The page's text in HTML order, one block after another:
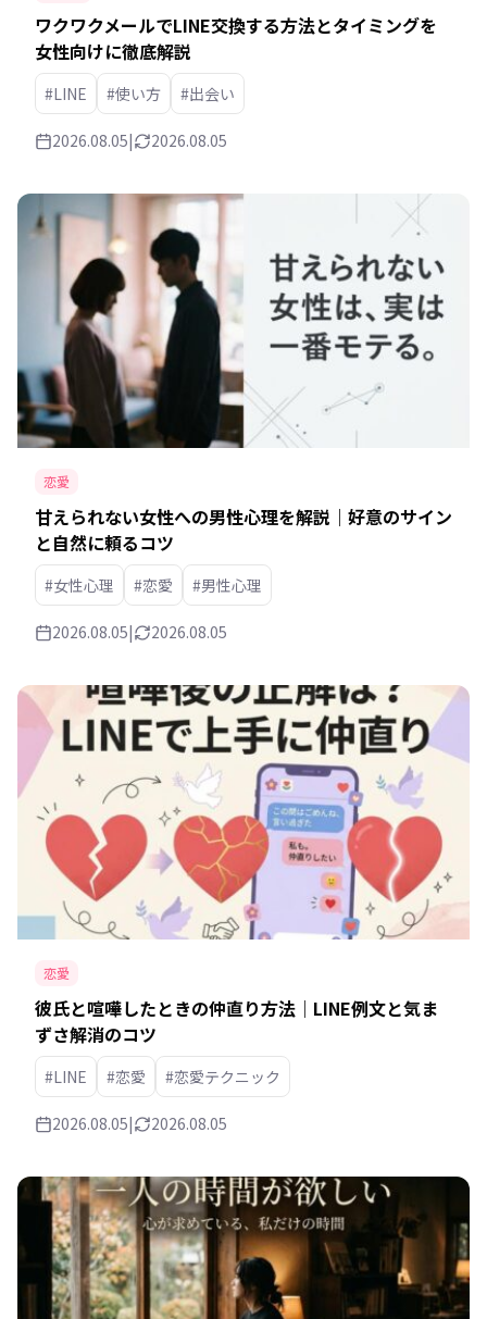
ワクワクメールでLINE交換する方法とタイミングを
女性向けに徹底解説
#LINE #使い方 #出会い
2026.08.05| 2026.08.05
恋愛
甘えられない女性への男性心理を解説｜好意のサイン
と自然に頼るコツ
#女性心理 #恋愛 #男性心理
2026.08.05| 2026.08.05
恋愛
彼氏と喧嘩したときの仲直り方法｜LINE例文と気ま
ずさ解消のコツ
#LINE #恋愛 #恋愛テクニック
2026.08.05| 2026.08.05